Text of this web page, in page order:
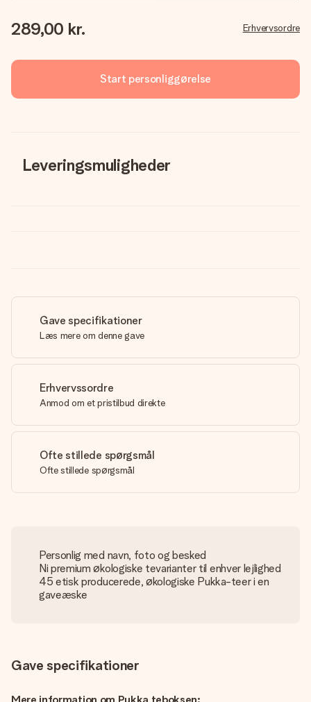
289,00 kr. Erhvervsordre
Start personliggørelse
Leveringsmuligheder
Gave specifikationer
Læs mere om denne gave
Erhvervssordre
Anmod om et pristilbud direkte
Ofte stillede spørgsmål
Ofte stillede spørgsmål
Personlig med navn, foto og besked
Ni premium økologiske tevarianter til enhver lejlighed
45 etisk producerede, økologiske Pukka-teer i en
gaveæske
Gave specifikationer